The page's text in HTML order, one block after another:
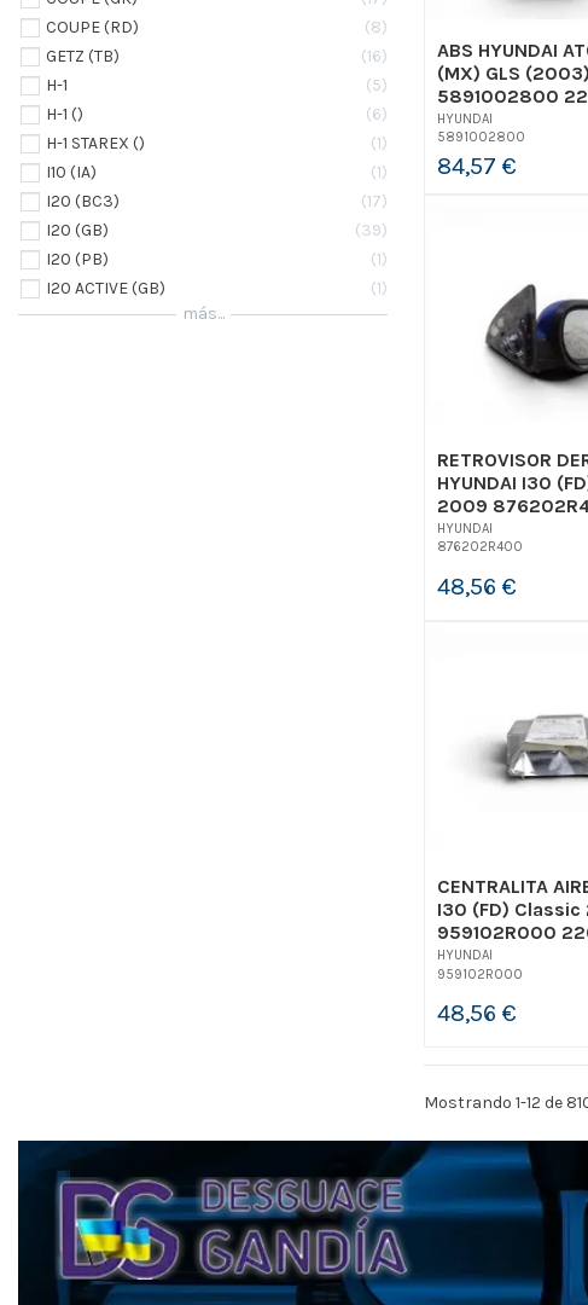
ABS HYUNDAI
(MX) GLS
5891002800
HYUNDAI
5891002800
84,57 €
RETROVISOR
HYUNDAI I30
2009
HYUNDAI
876202R400
48,56 €
CENTRALITA
I30 (FD)
959102R000
HYUNDAI
959102R000
48,56 €
Mostrando 1-12 de
COUPE (RD)
8
GETZ (TB)
16
H-1
5
H-1 ()
6
H-1 STAREX ()
1
I10 (IA)
1
I20 (BC3)
17
I20 (GB)
39
I20 (PB)
1
I20 ACTIVE (GB)
1
más...